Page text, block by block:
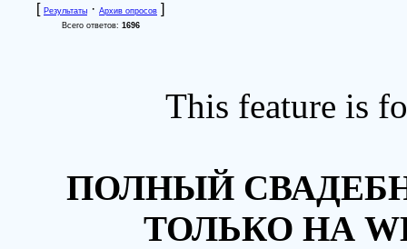
[ Результаты · Архив опросов ]
Всего ответов: 1696
This feature is
ПОЛНЫЙ
ТОЛЬКО НА